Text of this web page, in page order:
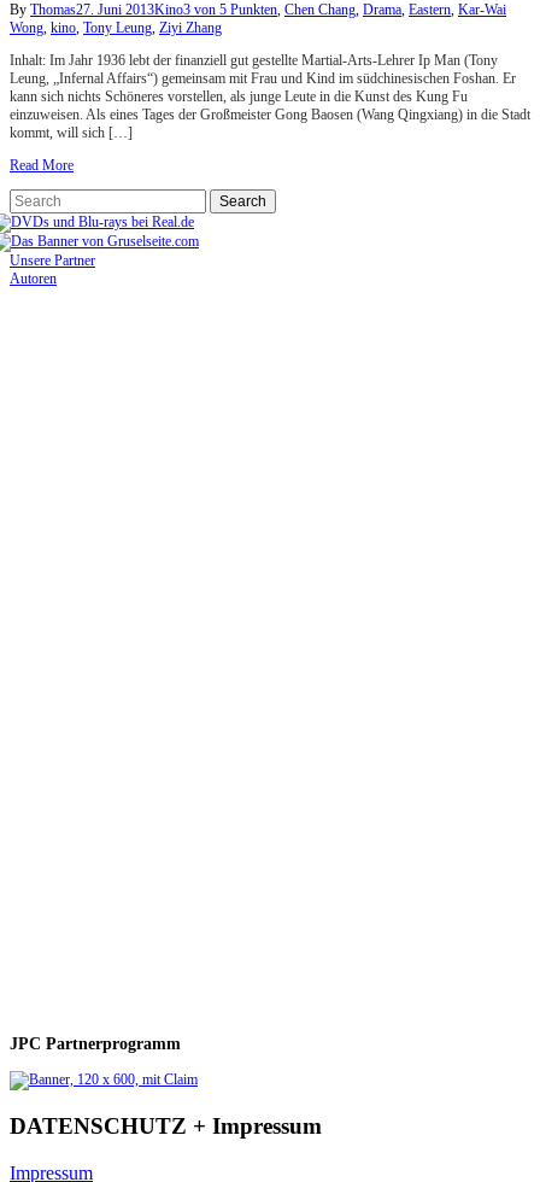
By Thomas27. Juni 2013Kino3 von 5 Punkten, Chen Chang, Drama, Eastern, Kar-Wai
Wong, kino, Tony Leung, Ziyi Zhang
Inhalt: Im Jahr 1936 lebt der finanziell gut gestellte Martial-Arts-Lehrer Ip Man (Tony
Leung, „Infernal Affairs“) gemeinsam mit Frau und Kind im südchinesischen Foshan. Er
kann sich nichts Schöneres vorstellen, als junge Leute in die Kunst des Kung Fu
einzuweisen. Als eines Tages der Großmeister Gong Baosen (Wang Qingxiang) in die Stadt
kommt, will sich […]
Read More
Unsere Partner
Autoren
JPC Partnerprogramm
DATENSCHUTZ + Impressum
Impressum